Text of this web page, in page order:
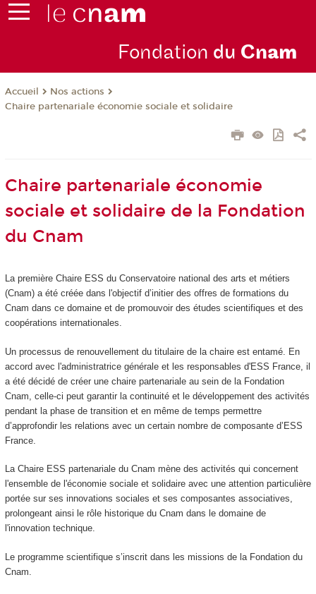
Fondation du Cnam
Accueil
Nos actions
Chaire partenariale économie sociale et solidaire
Chaire partenariale économie
sociale et solidaire de la Fondation
du Cnam
La première Chaire ESS du Conservatoire national des arts et métiers
(Cnam) a été créée dans l'objectif d’initier des offres de formations du
Cnam dans ce domaine et de promouvoir des études scientifiques et des
coopérations internationales.
Un processus de renouvellement du titulaire de la chaire est entamé. En
accord avec l'administratrice générale et les responsables d'ESS France, il
a été décidé de créer une chaire partenariale au sein de la Fondation
Cnam, celle-ci peut garantir la continuité et le développement des activités
pendant la phase de transition et en même de temps permettre
d’approfondir les relations avec un certain nombre de composante d’ESS
France.
La Chaire ESS partenariale du Cnam mène des activités qui concernent
l'ensemble de l'économie sociale et solidaire avec une attention particulière
portée sur ses innovations sociales et ses composantes associatives,
prolongeant ainsi le rôle historique du Cnam dans le domaine de
l'innovation technique.
Le programme scientifique s’inscrit dans les missions de la Fondation du
Cnam.